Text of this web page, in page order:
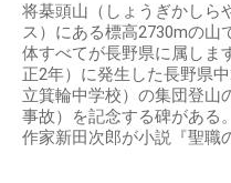
将棊頭山（しょうぎかしら
ス）にある標高2730mの山
体すべてが長野県に属しま
正2年）に発生した長野県
立箕輪中学校）の集団登山
事故）を記念する碑がある
作家新田次郎が小説『聖職